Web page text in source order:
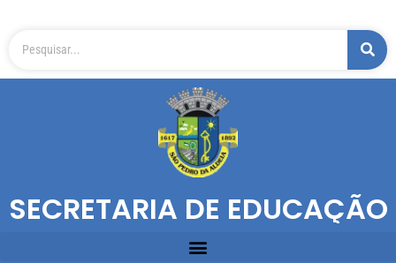
SECRETARIA DE EDUCAÇÃO